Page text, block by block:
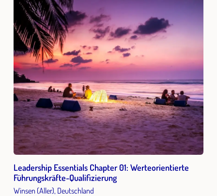
Leadership Essentials Chapter 01: Werteorientierte
Führungskräfte-Qualifizierung
Winsen (Aller), Deutschland